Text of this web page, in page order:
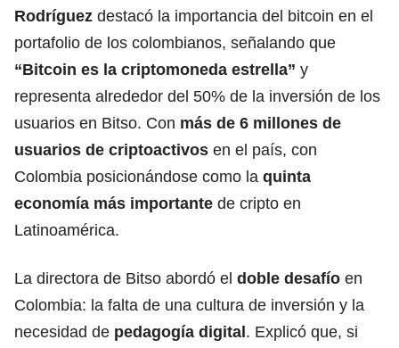
Rodríguez destacó la importancia del bitcoin en el
portafolio de los colombianos, señalando que
“Bitcoin es la criptomoneda estrella” y
representa alrededor del 50% de la inversión de los
usuarios en Bitso. Con más de 6 millones de
usuarios de criptoactivos en el país, con
Colombia posicionándose como la quinta
economía más importante de cripto en
Latinoamérica.
La directora de Bitso abordó el doble desafío en
Colombia: la falta de una cultura de inversión y la
necesidad de pedagogía digital. Explicó que, si